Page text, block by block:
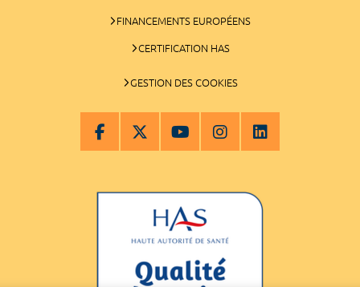
FINANCEMENTS EUROPÉENS
CERTIFICATION HAS
GESTION DES COOKIES